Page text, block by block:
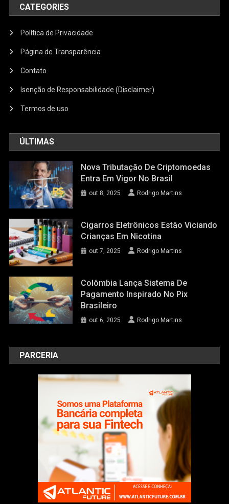
CATEGORIES
Política de Privacidade
Página de Transparência
Contato
Isenção de Responsabilidade (Disclaimer)
Termos de uso
ÚLTIMAS
Nova Tributação De Criptomoedas
Entra Em Vigor No Brasil
out 8, 2025 Rodrigo Martins
Cigarros Eletrônicos Estão Viciando
Crianças Em Nicotina
out 7, 2025 Rodrigo Martins
Colômbia Lança Sistema De
Pagamento Inspirado No Pix
Brasileiro
out 6, 2025 Rodrigo Martins
PARCERIA